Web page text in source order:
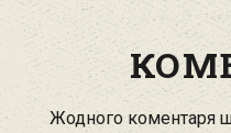
Жодного коментаря